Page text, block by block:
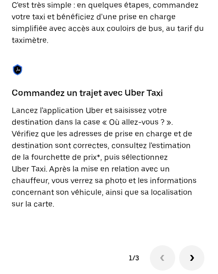
une
date.
Appuyez
sur
la
pour
fermer
calendrier.
C'est très simple : en quelques étapes, commandez
votre taxi et bénéficiez d'une prise en charge
simplifiée avec accès aux couloirs de bus, au tarif du
taximètre.
Commandez un trajet avec Uber Taxi
Lancez l'application Uber et saisissez votre
destination dans la case « Où allez-vous ? ».
Vérifiez que les adresses de prise en charge et de
destination sont correctes, consultez l'estimation
de la fourchette de prix*, puis sélectionnez
Uber Taxi. Après la mise en relation avec un
chauffeur, vous verrez sa photo et les informations
concernant son véhicule, ainsi que sa localisation
sur la carte.
1/3